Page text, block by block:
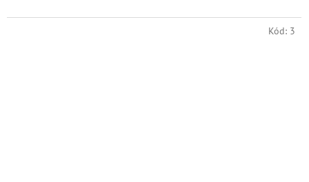
Kód: 3